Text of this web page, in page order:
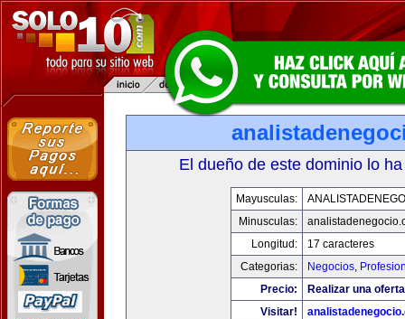
El dueño de este dominio lo
Mayusculas:
Minusculas:
Longitud:
17 caracteres
Categorias:
Negocios,
Precio:
Realizar una
Visitar!